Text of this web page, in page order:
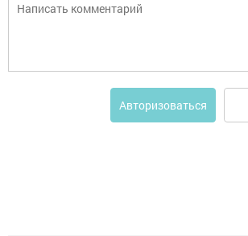
Авторизоваться